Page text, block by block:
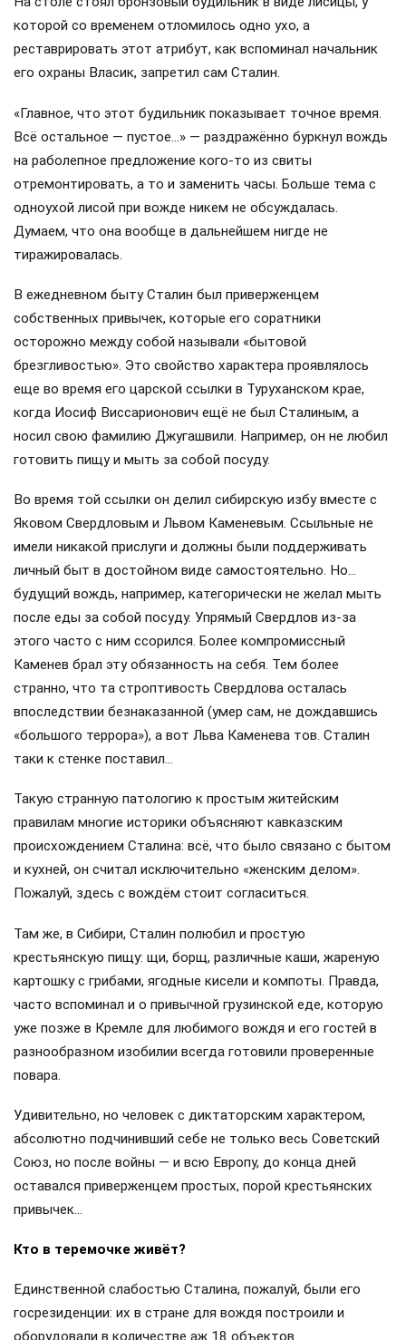
которой со временем отломилось одно ухо, а
реставрировать этот атрибут, как вспоминал начальник
его охраны Власик, запретил сам Сталин.
«Главное, что этот будильник показывает точное время.
Всё остальное — пустое…» — раздражённо буркнул вождь
на раболепное предложение кого-то из свиты
отремонтировать, а то и заменить часы. Больше тема с
одноухой лисой при вожде никем не обсуждалась.
Думаем, что она вообще в дальнейшем нигде не
тиражировалась.
В ежедневном быту Сталин был приверженцем
собственных привычек, которые его соратники
осторожно между собой называли «бытовой
брезгливостью». Это свойство характера проявлялось
еще во время его царской ссылки в Туруханском крае,
когда Иосиф Виссарионович ещё не был Сталиным, а
носил свою фамилию Джугашвили. Например, он не любил
готовить пищу и мыть за собой посуду.
Во время той ссылки он делил сибирскую избу вместе с
Яковом Свердловым и Львом Каменевым. Ссыльные не
имели никакой прислуги и должны были поддерживать
личный быт в достойном виде самостоятельно. Но…
будущий вождь, например, категорически не желал мыть
после еды за собой посуду. Упрямый Свердлов из-за
этого часто с ним ссорился. Более компромиссный
Каменев брал эту обязанность на себя. Тем более
странно, что та строптивость Свердлова осталась
впоследствии безнаказанной (умер сам, не дождавшись
«большого террора»), а вот Льва Каменева тов. Сталин
таки к стенке поставил…
Такую странную патологию к простым житейским
правилам многие историки объясняют кавказским
происхождением Сталина: всё, что было связано с бытом
и кухней, он считал исключительно «женским делом».
Пожалуй, здесь с вождём стоит согласиться.
Там же, в Сибири, Сталин полюбил и простую
крестьянскую пищу: щи, борщ, различные каши, жареную
картошку с грибами, ягодные кисели и компоты. Правда,
часто вспоминал и о привычной грузинской еде, которую
уже позже в Кремле для любимого вождя и его гостей в
разнообразном изобилии всегда готовили проверенные
повара.
Удивительно, но человек с диктаторским характером,
абсолютно подчинивший себе не только весь Советский
Союз, но после войны — и всю Европу, до конца дней
оставался приверженцем простых, порой крестьянских
привычек…
Кто в теремочке живёт?
Единственной слабостью Сталина, пожалуй, были его
госрезиденции: их в стране для вождя построили и
оборудовали в количестве аж 18 объектов.